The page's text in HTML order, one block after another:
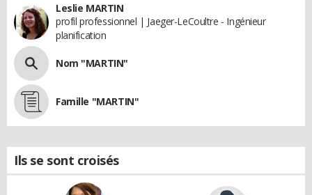
Leslie MARTIN
profil professionnel | Jaeger-LeCoultre - Ingénieur
planification
Nom "MARTIN"
Famille "MARTIN"
Ils se sont croisés